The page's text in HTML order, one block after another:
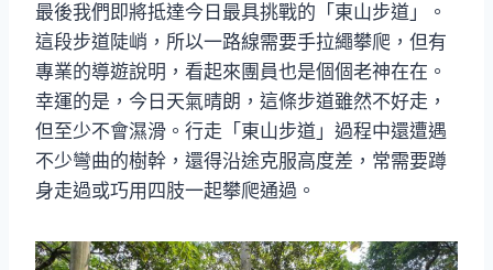
最後我們即將抵達今日最具挑戰的「東山步道」。
這段步道陡峭，所以一路線需要手拉繩攀爬，但有
專業的導遊說明，看起來團員也是個個老神在在。
幸運的是，今日天氣晴朗，這條步道雖然不好走，
但至少不會濕滑。行走「東山步道」過程中還遭遇
不少彎曲的樹幹，還得沿途克服高度差，常需要蹲
身走過或巧用四肢一起攀爬通過。